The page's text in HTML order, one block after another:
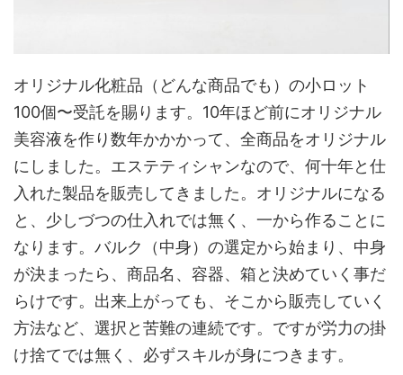
オリジナル化粧品（どんな商品でも）の小ロット
100個〜受託を賜ります。10年ほど前にオリジナル
美容液を作り数年かかかって、全商品をオリジナル
にしました。エステティシャンなので、何十年と仕
入れた製品を販売してきました。オリジナルになる
と、少しづつの仕入れでは無く、一から作ることに
なります。バルク（中身）の選定から始まり、中身
が決まったら、商品名、容器、箱と決めていく事だ
らけです。出来上がっても、そこから販売していく
方法など、選択と苦難の連続です。ですが労力の掛
け捨てでは無く、必ずスキルが身につきます。